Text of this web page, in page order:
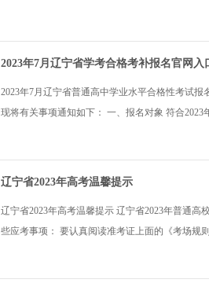
2023年7月辽宁省学考合格考补报名官网入
2023年7月辽宁省普通高中学业水平合格性考试
现将有关事项通知如下： 一、报名对象 符合2023
辽宁省2023年高考温馨提示
辽宁省2023年高考温馨提示 辽宁省2023年普通
些应考事项： 要认真阅读准考证上面的《考场规